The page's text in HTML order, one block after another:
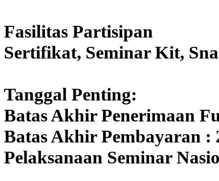
Fasilitas Partisipan
Sertifikat, Seminar Kit,
Tanggal Penting:
Batas Akhir Penerimaan
Batas Akhir Pembayaran :
Pelaksanaan Seminar